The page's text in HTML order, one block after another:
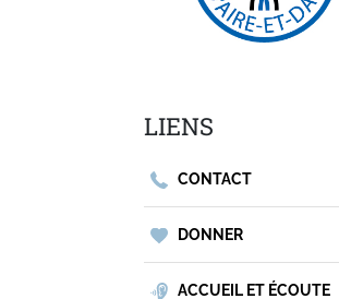
LIENS
CONTACT
DONNER
ACCUEIL ET ÉCOUTE